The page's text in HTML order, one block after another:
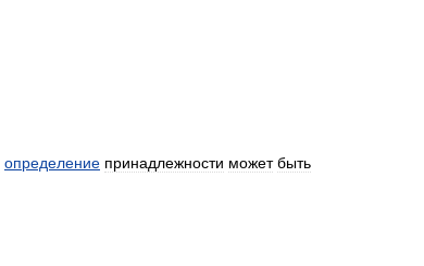
определение принадлежности может быть